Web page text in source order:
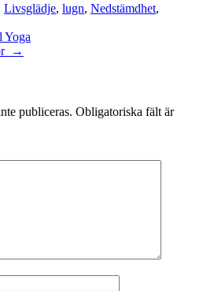
Livsglädje, lugn, Nedstämdhet,
Yoga
→
publiceras. Obligatoriska fält är